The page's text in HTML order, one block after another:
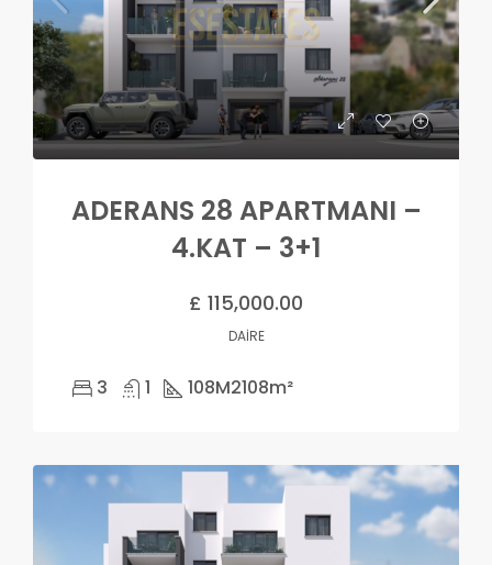
ADERANS 28 APARTMANI –
4.KAT – 3+1
£ 115,000.00
DAIRE
3 1 108M2108m²